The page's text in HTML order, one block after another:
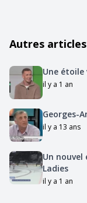
Autres articles
Une étoile
il y a 1 an
Georges-
il y a 13 ans
Un
Ladies
il y a 1 an